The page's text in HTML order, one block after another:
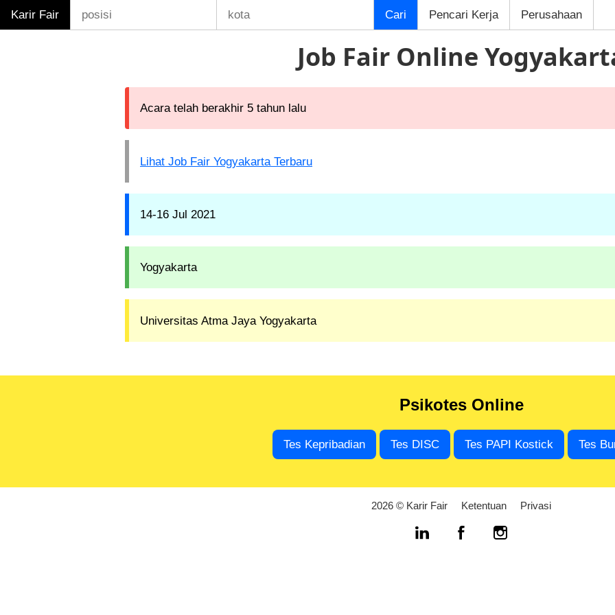
Karir Fair Cari Pencari Kerja Perusahaan
Job Fair Online
Acara telah berakhir 5 tahun lalu
Lihat Job Fair Yogyakarta Terbaru
14-16 Jul 2021
Yogyakarta
Universitas Atma Jaya Yogyakarta
Psikotes Online
Tes Kepribadian Tes DISC Tes PAPI Kostick Tes
2026 © Karir Fair Ketentuan Privasi